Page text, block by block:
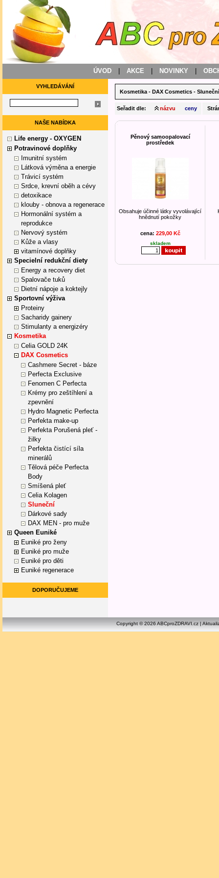
ÚVOD AKCE NOVINKY
VYHLEDÁVÁNÍ
NAŠE NABÍDKA
Life energy - OXYGEN
Potravinové doplňky
Imunitní systém
Látková výměna a energie
Trávicí systém
Srdce, krevní oběh a cévy
detoxikace
klouby - obnova a regenerace
Hormonální systém a
reprodukce
Nervový systém
Kůže a vlasy
vitamínové doplňky
Specielní redukční diety
Energy a recovery diet
Spalovače tuků
Dietní nápoje a koktejly
Sportovní výživa
Proteiny
Sacharidy gainery
Stimulanty a energizéry
Kosmetika
Celia GOLD 24K
DAX Cosmetics
Cashmere Secret - báze
Perfecta Exclusive
Fenomen C Perfecta
Krémy pro zeštíhlení a
zpevnění
Hydro Magnetic Perfecta
Perfekta make-up
Perfekta Porušená pleť -
žilky
Perfekta čistící síla
minerálů
Tělová péče Perfecta
Body
Smíšená pleť
Celia Kolagen
Sluneční
Dárkové sady
DAX MEN - pro muže
Queen Euniké
Euniké pro ženy
Euniké pro muže
Euniké pro děti
Euniké regenerace
DOPORUČUJEME
Kosmetika - DAX Cosmetics - Sluneční
Seřadit dle: názvu ceny
Pěnový samoopalovací
prostředek
Obsahuje účinné látky vyvolávající
hnědnutí pokožky
cena: 229,00 Kč
skladem
Copyright © 2026 ABCproZDRAVI.cz |